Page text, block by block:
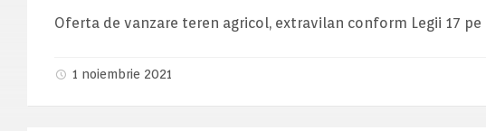
Oferta de vanzare teren agricol, extravilan conform Legii 17 pe
1 noiembrie 2021